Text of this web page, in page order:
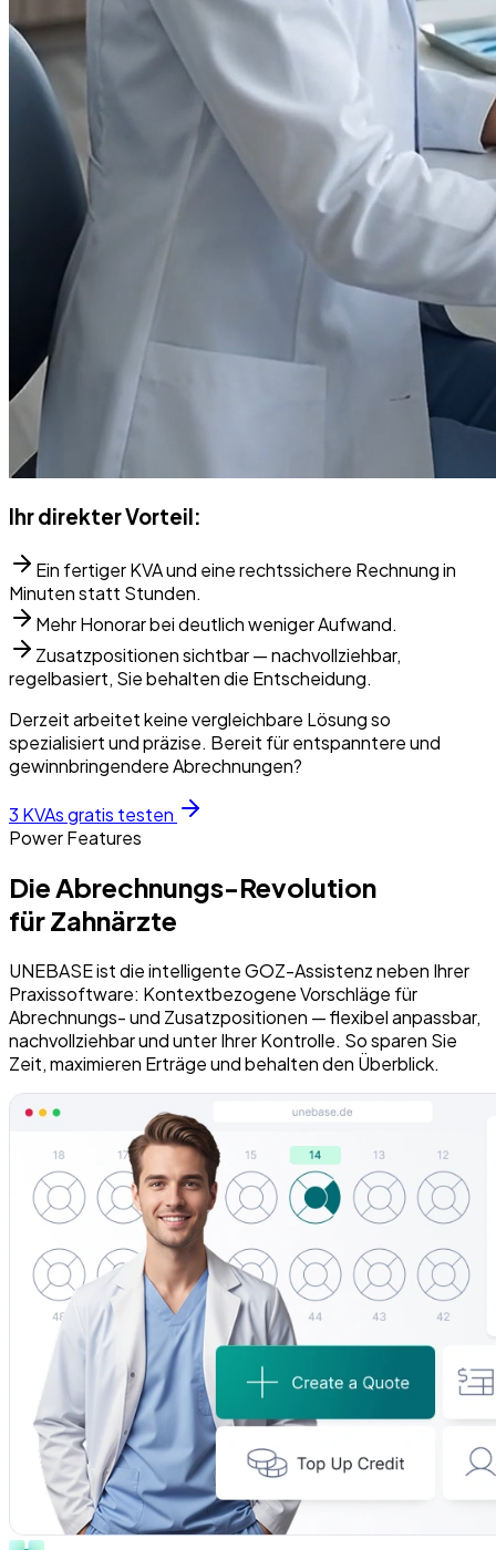
Ihr direkter Vorteil:
Ein fertiger KVA und eine rechtssichere Rechnung in
Minuten statt Stunden.
Mehr Honorar bei deutlich weniger Aufwand.
Zusatzpositionen sichtbar — nachvollziehbar,
regelbasiert, Sie behalten die Entscheidung.
Derzeit arbeitet keine vergleichbare Lösung so
spezialisiert und präzise. Bereit für entspanntere und
gewinnbringendere Abrechnungen?
3 KVAs gratis testen
Power Features
Die Abrechnungs-Revolution
für Zahnärzte
UNEBASE ist die intelligente GOZ-Assistenz neben Ihrer
Praxissoftware: Kontextbezogene Vorschläge für
Abrechnungs- und Zusatzpositionen — flexibel anpassbar,
nachvollziehbar und unter Ihrer Kontrolle. So sparen Sie
Zeit, maximieren Erträge und behalten den Überblick.